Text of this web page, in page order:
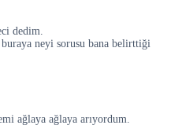
dedim.
neyi sorusu bana belirttiği
ağlaya ağlaya arıyordum.